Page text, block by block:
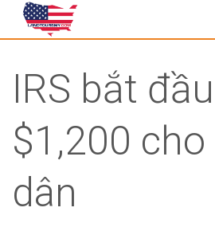
IRS bắt
$1,200
dân